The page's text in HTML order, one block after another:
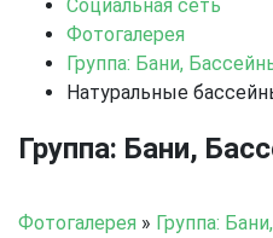
Социальная сеть
Фотогалерея
Группа: Бани,
Натуральные
Группа: Бани,
Фотогалерея » Группа: